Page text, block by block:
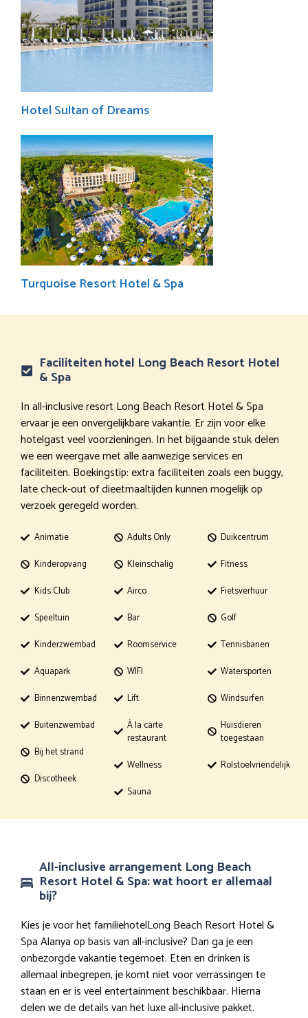
Hotel Sultan of Dreams
Turquoise Resort Hotel & Spa
Faciliteiten hotel Long Beach Resort Hotel
& Spa
In all-inclusive resort Long Beach Resort Hotel & Spa
ervaar je een onvergelijkbare vakantie. Er zijn voor elke
hotelgast veel voorzieningen. In het bijgaande stuk delen
we een weergave met alle aanwezige services en
faciliteiten. Boekingstip: extra faciliteiten zoals een buggy,
late check-out of dieetmaaltijden kunnen mogelijk op
verzoek geregeld worden.
Animatie
Kinderopvang
Kids Club
Speeltuin
Kinderzwembad
Aquapark
Binnenzwembad
Buitenzwembad
Bij het strand
Discotheek
Adults Only
Kleinschalig
Airco
Bar
Roomservice
WIFI
Lift
À la carte
restaurant
Wellness
Sauna
Duikcentrum
Fitness
Fietsverhuur
Golf
Tennisbanen
Watersporten
Windsurfen
Huisdieren
toegestaan
Rolstoelvriendelijk
All-inclusive arrangement Long Beach
Resort Hotel & Spa: wat hoort er allemaal
bij?
Kies je voor het familiehotelLong Beach Resort Hotel &
Spa Alanya op basis van all-inclusive? Dan ga je een
onbezorgde vakantie tegemoet. Eten en drinken is
allemaal inbegrepen, je komt niet voor verrassingen te
staan en er is veel entertainment beschikbaar. Hierna
delen we de details van het luxe all-inclusive pakket.